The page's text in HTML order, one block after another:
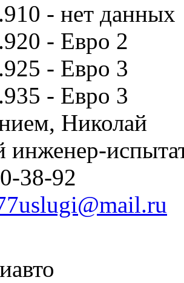
- нет данных
- Евро 2
- Евро 3
- Евро 3
Николай
инженер-
38-92